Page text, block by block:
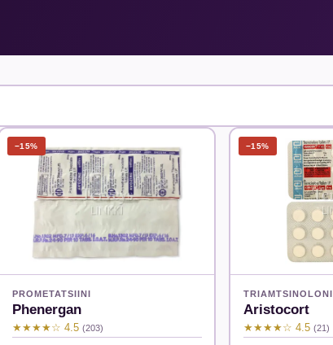
−15%
PROMETATSIINI
Phenergan
★★★★☆ 4.5 (203)
−15%
TRIAMTSINOLONI
Aristocort
★★★★☆ 4.5 (21)